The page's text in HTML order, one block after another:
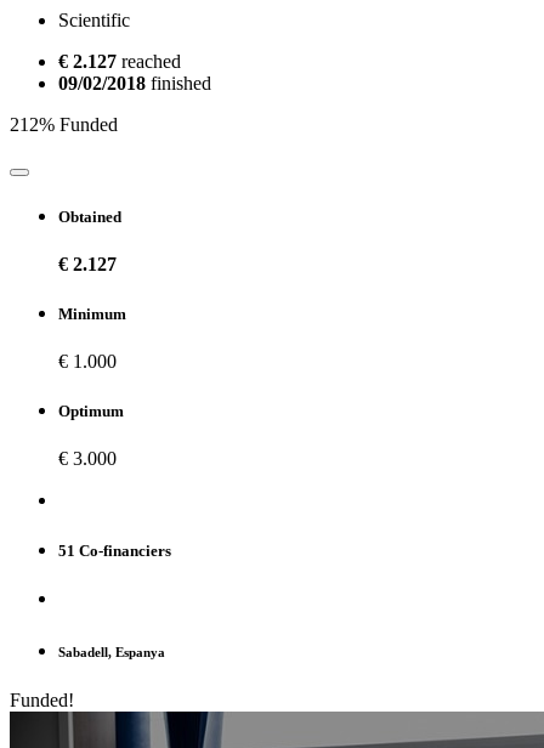
Scientific
€ 2.127 reached
09/02/2018 finished
212% Funded
Obtained
€ 2.127
Minimum
€ 1.000
Optimum
€ 3.000
51 Co-financiers
Sabadell, Espanya
Funded!